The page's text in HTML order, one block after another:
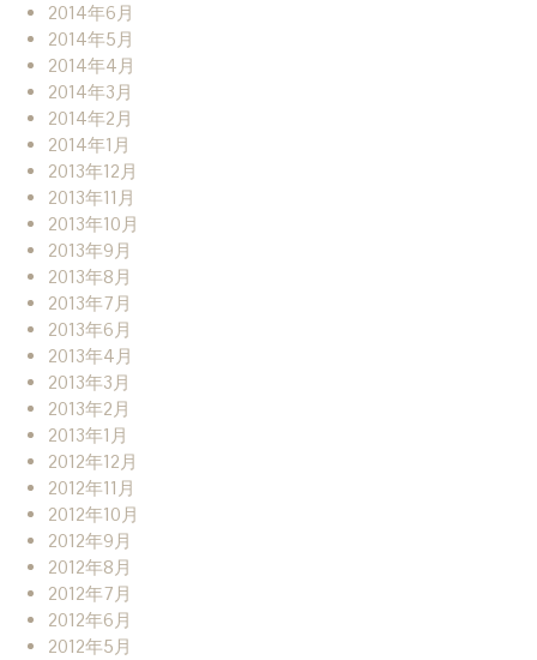
2014年6月
2014年5月
2014年4月
2014年3月
2014年2月
2014年1月
2013年12月
2013年11月
2013年10月
2013年9月
2013年8月
2013年7月
2013年6月
2013年4月
2013年3月
2013年2月
2013年1月
2012年12月
2012年11月
2012年10月
2012年9月
2012年8月
2012年7月
2012年6月
2012年5月